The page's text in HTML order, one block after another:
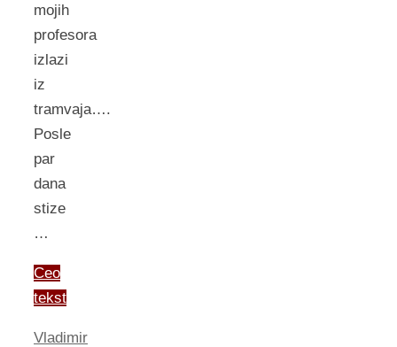
mojih
profesora
izlazi
iz
tramvaja….
Posle
par
dana
stize
…
Ceo
tekst
Vladimir